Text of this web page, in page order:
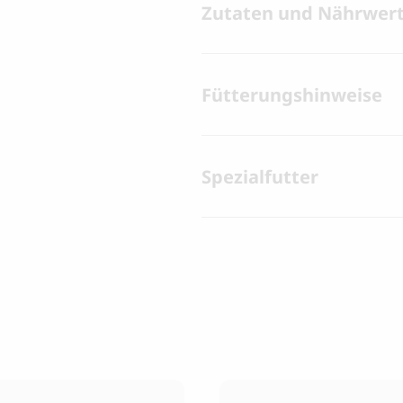
Zutaten und
Fütterungshinweise
Spezialfutter